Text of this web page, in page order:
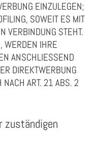
EINZULEGEN;
SOWEIT ES MIT
VERBINDUNG STEHT.
WERDEN IHRE
ANSCHLIESSEND
DIREKTWERBUNG
NACH ART. 21 ABS. 2
zuständigen